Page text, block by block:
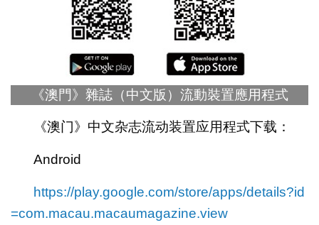
《澳門》雜誌（中文版）流動裝置應用程式
《澳门》中文杂志流动装置应用程式下载：
Android
https://play.google.com/store/apps/details?id
=com.macau.macaumagazine.view